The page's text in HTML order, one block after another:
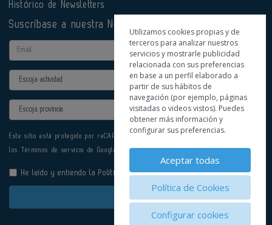
Histórico de Newsletters
Suscríbase a nuestra Newsletter
Email
Actividad
Provincia
Este sitio está protegido por reCAPTCHA y se aplican la
los Términos de servicio de Google.
He leído y entiendo la Política de Privacidad
Enviar
Utilizamos cookies propias y de
terceros para analizar nuestros
servicios y mostrarle publicidad
relacionada con sus preferencias
en base a un perfil elaborado a
partir de sus hábitos de
navegación (por ejemplo, páginas
visitadas o videos vistos). Puedes
obtener más información y
configurar sus preferencias.
Aceptar todas
Política de Cookies
Configurar cookies